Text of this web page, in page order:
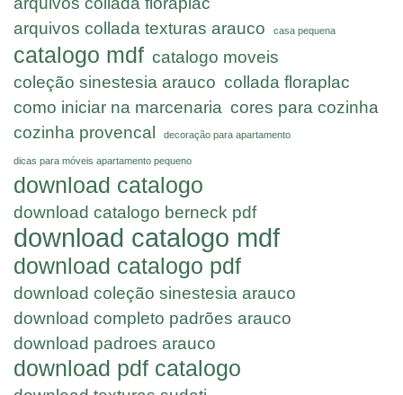
arquivos collada texturas arauco
casa pequena
catalogo mdf catalogo moveis
coleção sinestesia arauco collada floraplac
como iniciar na marcenaria cores para cozinha
cozinha provencal
decoração para apartamento
dicas para móveis apartamento pequeno
download catalogo
download catalogo berneck pdf
download catalogo mdf
download catalogo pdf
download coleção sinestesia arauco
download completo padrões arauco
download padroes arauco
download pdf catalogo